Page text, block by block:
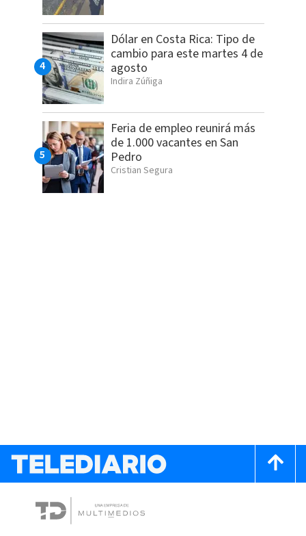
Dólar en Costa Rica: Tipo de
cambio para este martes 4 de
agosto
Indira Zúñiga
Feria de empleo reunirá más
de 1.000 vacantes en San
Pedro
Cristian Segura